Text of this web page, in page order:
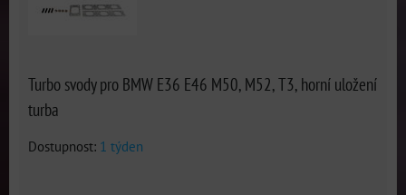
Turbo svody pro BMW E36 E46 M50, M52, T3, horní uložení
turba
Dostupnost: 1 týden